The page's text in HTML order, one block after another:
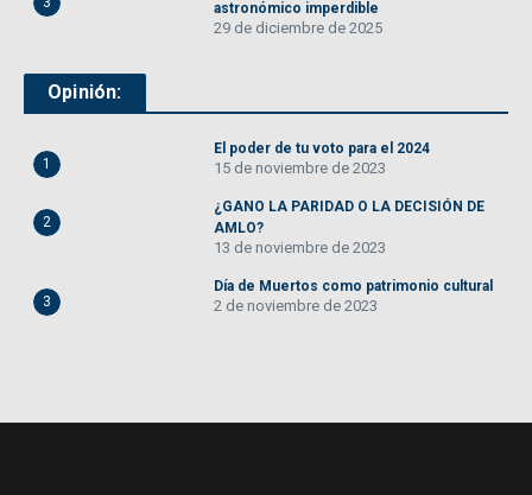
astronómico imperdible
29 de diciembre de 2025
Opinión:
1
El poder de tu voto para el 2024
15 de noviembre de 2023
2
¿GANO LA PARIDAD O LA DECISIÓN DE
AMLO?
13 de noviembre de 2023
3
Día de Muertos como patrimonio cultural
2 de noviembre de 2023